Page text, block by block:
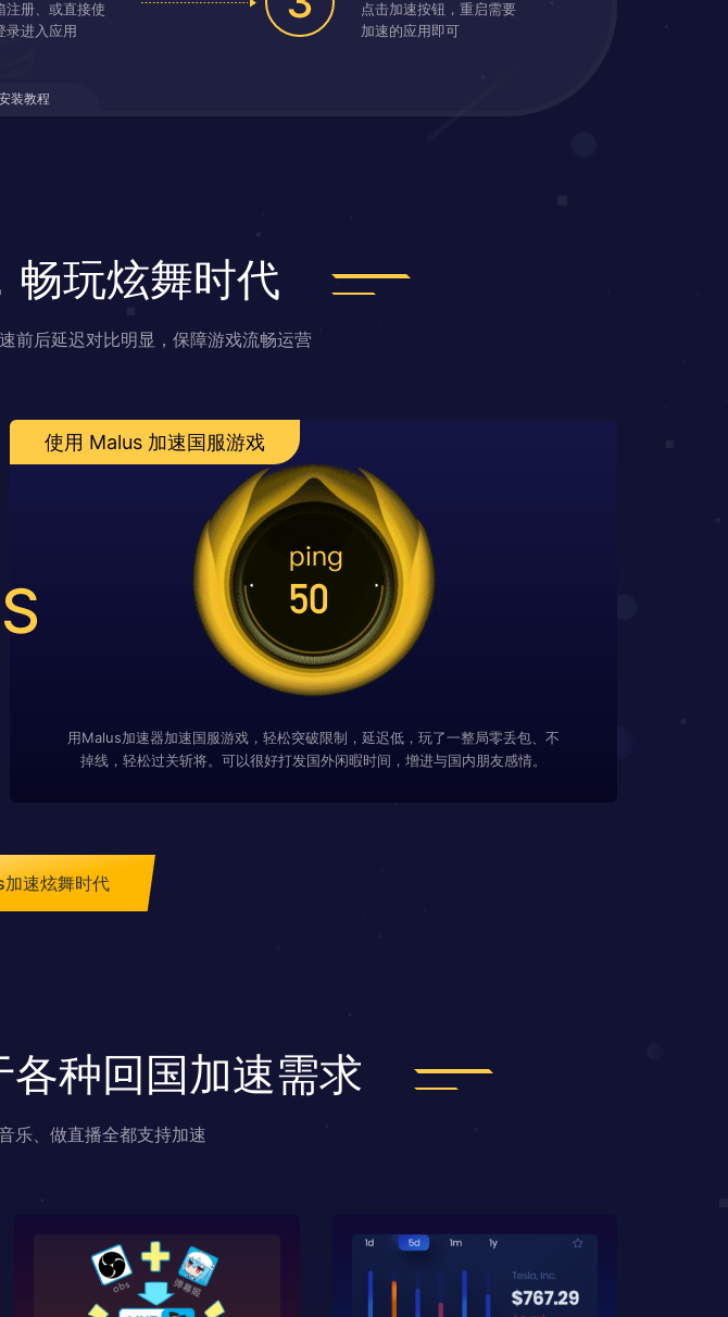
注册、或直接使
录进入应用
点击加速按钮，重启需要
加速的应用即可
装教程
畅玩炫舞时代
前后延迟对比明显，保障游戏流畅运营
使用 Malus 加速国服游戏
用Malus加速器加速国服游戏，轻松突破限制，延迟低，玩了一整局零丢包、不
掉线，轻松过关斩将。可以很好打发国外闲暇时间，增进与国内朋友感情。
速炫舞时代
种回国加速需求
乐、做直播全都支持加速